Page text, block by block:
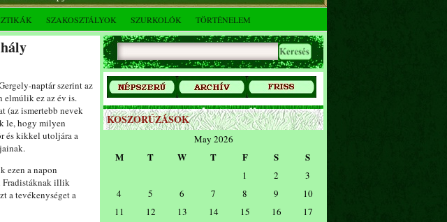
SZAKOSZTÁLYOK SZURKOLÓK TÖRTÉNELEM
naptár szerint az
elmúlik ez az év is.
(az ismertebb nevek
le, hogy milyen
és kikkel utoljára a
ezen a napon
Fradistáknak illik
a tevékenységet a
KOSZORÚZÁSOK
May 2026
M T W T F S S
1 2
3
4
5 6 7 8 9
10
11
12 13 14 15 16
17